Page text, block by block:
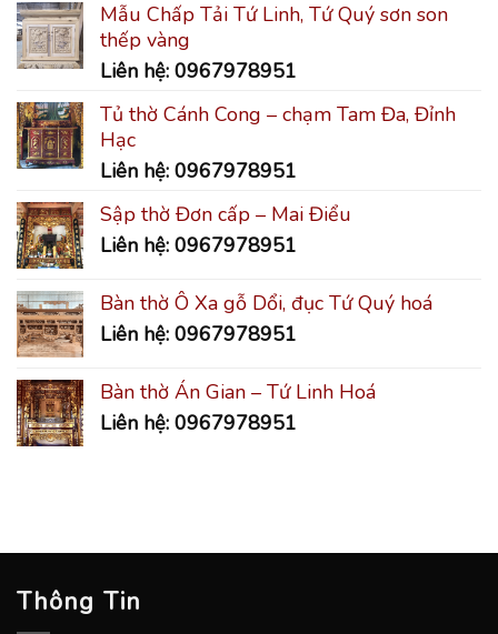
Mẫu Chấp Tải Tứ Linh, Tứ Quý sơn son
thếp vàng
Liên hệ: 0967978951
Tủ thờ Cánh Cong – chạm Tam Đa, Đỉnh
Hạc
Liên hệ: 0967978951
Sập thờ Đơn cấp – Mai Điểu
Liên hệ: 0967978951
Bàn thờ Ô Xa gỗ Dổi, đục Tứ Quý hoá
Liên hệ: 0967978951
Bàn thờ Án Gian – Tứ Linh Hoá
Liên hệ: 0967978951
Thông Tin